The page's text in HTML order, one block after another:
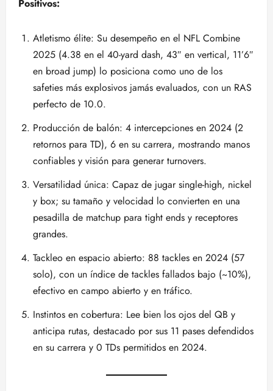
Positivos:
Atletismo élite: Su desempeño en el NFL Combine
2025 (4.38 en el 40-yard dash, 43″ en vertical, 11’6″
en broad jump) lo posiciona como uno de los
safeties más explosivos jamás evaluados, con un RAS
perfecto de 10.0.
Producción de balón: 4 intercepciones en 2024 (2
retornos para TD), 6 en su carrera, mostrando manos
confiables y visión para generar turnovers.
Versatilidad única: Capaz de jugar single-high, nickel
y box; su tamaño y velocidad lo convierten en una
pesadilla de matchup para tight ends y receptores
grandes.
Tackleo en espacio abierto: 88 tackles en 2024 (57
solo), con un índice de tackles fallados bajo (~10%),
efectivo en campo abierto y en tráfico.
Instintos en cobertura: Lee bien los ojos del QB y
anticipa rutas, destacado por sus 11 pases defendidos
en su carrera y 0 TDs permitidos en 2024.